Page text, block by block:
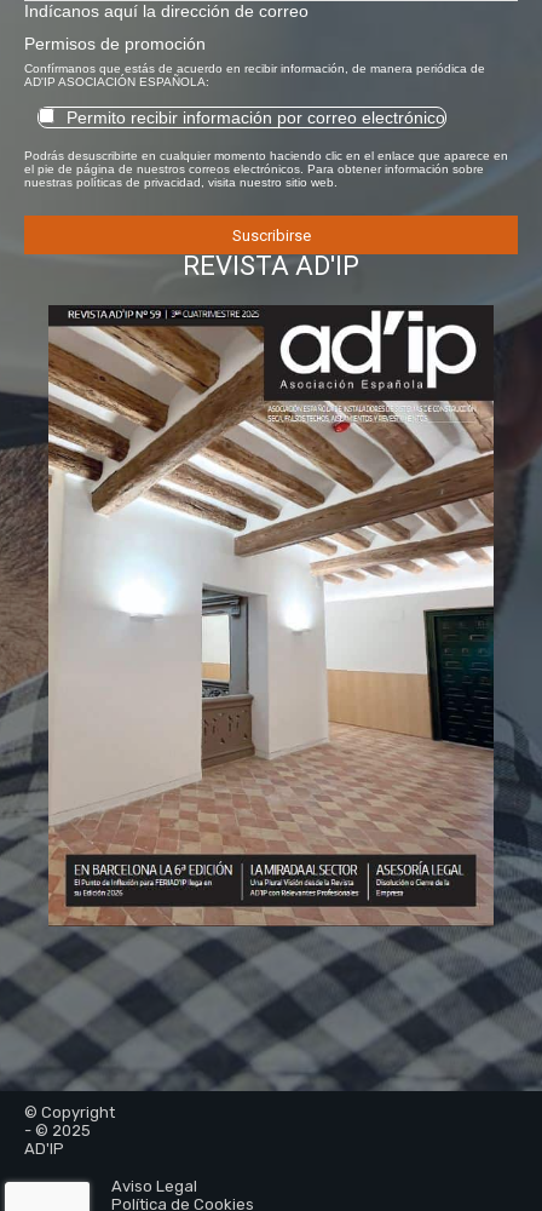
Indícanos aquí la dirección de correo
Permisos de promoción
Confírmanos que estás de acuerdo en recibir información, de manera periódica de
AD'IP ASOCIACIÓN ESPAÑOLA:
Permito recibir información por correo electrónico
Podrás desuscribirte en cualquier momento haciendo clic en el enlace que aparece en
el pie de página de nuestros correos electrónicos. Para obtener información sobre
nuestras políticas de privacidad, visita nuestro sitio web.
REVISTA AD'IP
© Copyright
- © 2025
AD'IP
Aviso Legal
Política de Cookies